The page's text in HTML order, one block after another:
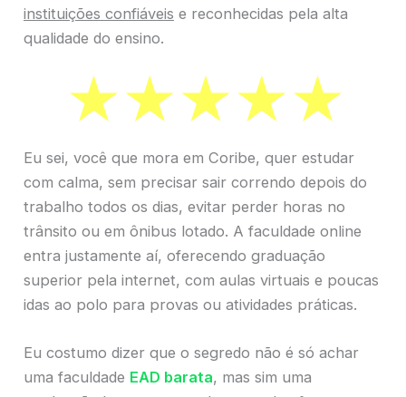
instituições confiáveis e reconhecidas pela alta
qualidade do ensino.
Eu sei, você que mora em Coribe, quer estudar
com calma, sem precisar sair correndo depois do
trabalho todos os dias, evitar perder horas no
trânsito ou em ônibus lotado. A faculdade online
entra justamente aí, oferecendo graduação
superior pela internet, com aulas virtuais e poucas
idas ao polo para provas ou atividades práticas.
Eu costumo dizer que o segredo não é só achar
uma faculdade EAD barata, mas sim uma